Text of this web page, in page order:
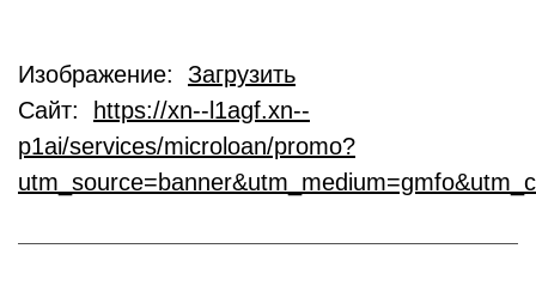
Изображение: Загрузить
Сайт:
https://xn--l1agf.xn--
p1ai/services/microloan/promo?